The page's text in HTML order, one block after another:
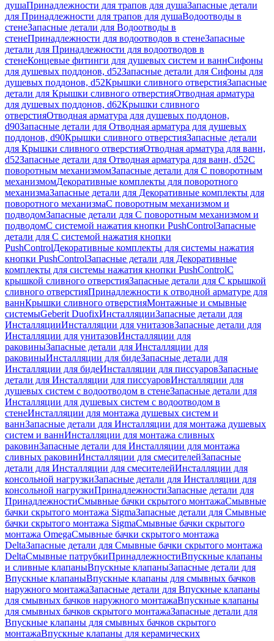
душаПринадлежности для трапов для душаЗапасные детали
для Принадлежности для трапов для душаВодоотводы в
стенеЗапасные детали для Водоотводы в
стенеПринадлежности для водоотводов в стенеЗапасные
детали для Принадлежности для водоотводов в
стенеКонцевые фитинги для душевых систем и ваннСифоны
для душевых поддонов, d52Запасные детали для Сифоны для
душевых поддонов, d52Крышки сливного отверстияЗапасные
детали для Крышки сливного отверстияОтводная арматура
для душевых поддонов, d62Крышки сливного
отверстияОтводная арматура для душевых поддонов,
d90Запасные детали для Отводная арматура для душевых
поддонов, d90Крышки сливного отверстияЗапасные детали
для Крышки сливного отверстияОтводная арматура для ванн,
d52Запасные детали для Отводная арматура для ванн, d52С
поворотным механизмомЗапасные детали для С поворотным
механизмомДекоративные комплекты для поворотного
механизмаЗапасные детали для Декоративные комплекты для
поворотного механизмаС поворотным механизмом и
подводомЗапасные детали для С поворотным механизмом и
подводомС системой нажатия кнопки PushControlЗапасные
детали для С системой нажатия кнопки
PushControlДекоративные комплекты для системы нажатия
кнопки PushControlЗапасные детали для Декоративные
комплекты для системы нажатия кнопки PushControlС
крышкой сливного отверстияЗапасные детали для С крышкой
сливного отверстияПринадлежности к отводной арматуре для
ваннКрышки сливного отверстияМонтажные и смывные
системыGeberit DuofixИнсталляцииЗапасные детали для
ИнсталляцииИнсталляции для унитазовЗапасные детали для
Инсталляции для унитазовИнсталляции для
раковиныЗапасные детали для Инсталляции для
раковиныИнсталляции для бидеЗапасные детали для
Инсталляции для бидеИнсталляции для писсуаровЗапасные
детали для Инсталляции для писсуаровИнсталляции для
душевых систем с водоотводом в стенеЗапасные детали для
Инсталляции для душевых систем с водоотводом в
стенеИнсталляции для монтажа душевых систем и
ваннЗапасные детали для Инсталляции для монтажа душевых
систем и ваннИнсталляции для монтажа сливных
раковинЗапасные детали для Инсталляции для монтажа
сливных раковинИнсталляции для смесителейЗапасные
детали для Инсталляции для смесителейИнсталляции для
консольной нагрузкиЗапасные детали для Инсталляции для
консольной нагрузкиПринадлежностиЗапасные детали для
ПринадлежностиСмывные бачки скрытого монтажаСмывные
бачки скрытого монтажа SigmaЗапасные детали для Смывные
бачки скрытого монтажа SigmaСмывные бачки скрытого
монтажа OmegaСмывные бачки скрытого монтажа
DeltaЗапасные детали для Смывные бачки скрытого монтажа
DeltaСмывные патрубкиПринадлежностиВпускные клапаны
и сливные клапаныВпускные клапаныЗапасные детали для
Впускные клапаныВпускные клапаны для смывных бачков
наружного монтажаЗапасные детали для Впускные клапаны
для смывных бачков наружного монтажаВпускные клапаны
для смывных бачков скрытого монтажаЗапасные детали для
Впускные клапаны для смывных бачков скрытого
монтажаВпускные клапаны для керамических